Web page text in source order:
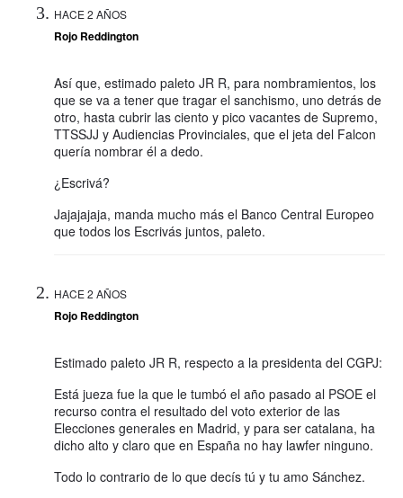
HACE 2 AÑOS
Rojo Reddington
Así que, estimado paleto JR R, para nombramientos, los
que se va a tener que tragar el sanchismo, uno detrás de
otro, hasta cubrir las ciento y pico vacantes de Supremo,
TTSSJJ y Audiencias Provinciales, que el jeta del Falcon
quería nombrar él a dedo.
¿Escrivá?
Jajajajaja, manda mucho más el Banco Central Europeo
que todos los Escrivás juntos, paleto.
HACE 2 AÑOS
Rojo Reddington
Estimado paleto JR R, respecto a la presidenta del CGPJ:
Está jueza fue la que le tumbó el año pasado al PSOE el
recurso contra el resultado del voto exterior de las
Elecciones generales en Madrid, y para ser catalana, ha
dicho alto y claro que en España no hay lawfer ninguno.
Todo lo contrario de lo que decís tú y tu amo Sánchez.